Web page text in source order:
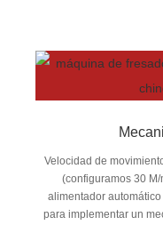
Velocidad de
(configuramos 30
alimentador
para implementar un